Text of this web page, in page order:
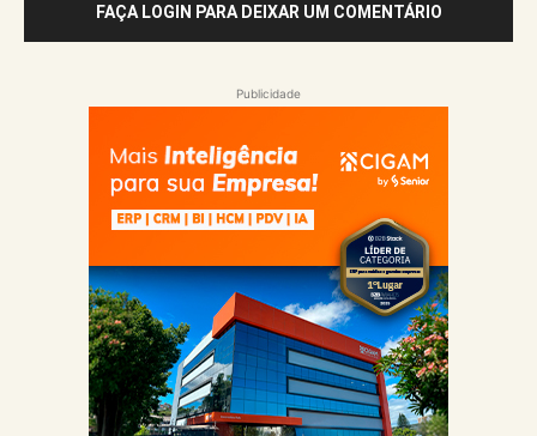
FAÇA LOGIN PARA DEIXAR UM COMENTÁRIO
Publicidade